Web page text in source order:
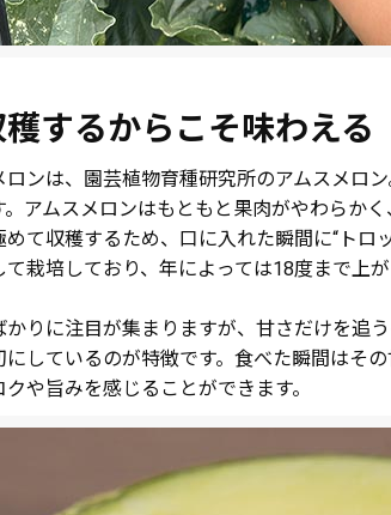
するからこそ味わえる
ロンは、園芸植物育種研究所のアムスメロ
アムスメロンはもともと果肉がやわらか
めて収穫するため、口に入れた瞬間に“トロ
栽培しており、年によっては18度まで上が
かりに注目が集まりますが、甘さだけを追
にしているのが特徴です。食べた瞬間はそ
や旨みを感じることができます。